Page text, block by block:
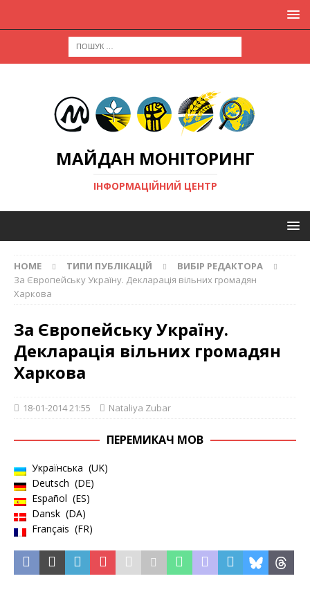
МАЙДАН МОНІТОРИНГ
ІНФОРМАЦІЙНИЙ ЦЕНТР
HOME ТИПИ ПУБЛІКАЦІЙ
ВИБІР РЕДАКТОРА
За Європейську Україну. Декларація вільних громадян
Харкова
За Європейську Україну.
Декларація вільних громадян
Харкова
18-01-2014 21:55 Nataliya Zubar
ПЕРЕМИКАЧ МОВ
Українська
UK
Deutsch
DE
Español
ES
Dansk
DA
Français
FR